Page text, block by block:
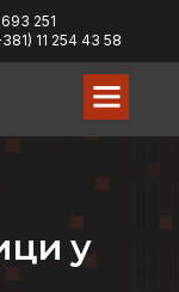
251
11 254 43 58
у